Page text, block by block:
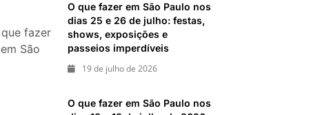
eventos,
que fazer
em São
O que fazer em São Paulo nos
dias 25 e 26 de julho: festas,
shows, exposições e
passeios imperdíveis
19 de julho de 2026
O que fazer em São Paulo nos